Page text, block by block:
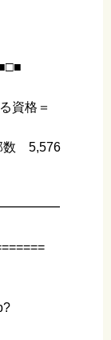
資格＝
数 5,576